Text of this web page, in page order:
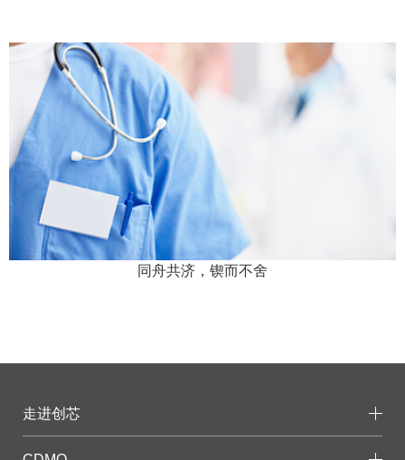
同舟共济，锲而不舍
走进创芯